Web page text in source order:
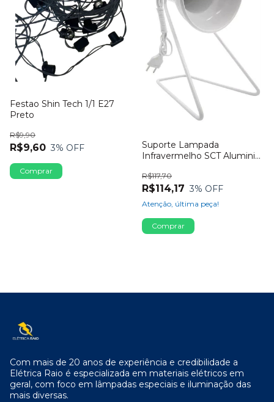
Festao Shin Tech 1/1 E27
Preto
R$9,60
R$9,90
3% OFF
Suporte Lampada
Infravermelho SCT Aluminio
R$114,17
R$117,70
3% OFF
Atenção, última peça!
Com mais de 20 anos de experiência e credibilidade a
Elétrica Raio é especializada em materiais elétricos em
geral, com foco em lâmpadas especiais e iluminação das
mais diversas.